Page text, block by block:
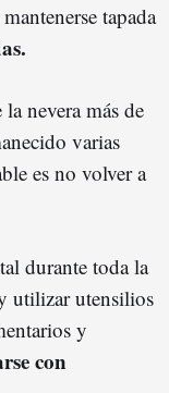
tapada
nevera más de
varias
es no volver a
durante toda la
utilizar utensilios
y
con